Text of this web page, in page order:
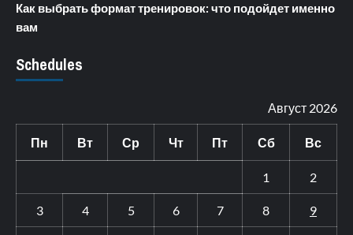
Как выбрать формат тренировок: что подойдет именно
вам
Schedules
Август 2026
Пн Вт Ср Чт Пт Сб Вс
1 2
3 4 5 6 7 8 9